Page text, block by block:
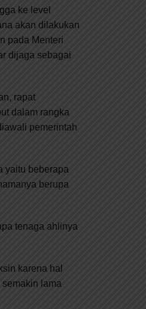
ke level
akan dilakukan
pada Menteri
dijaga sebagai
rapat
dalam rangka
pemerintah
yaitu beberapa
berupa
tenaga ahlinya
karena hal
lama